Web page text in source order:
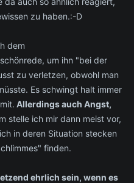
zu haben.:-D
dem
um ihn "bei der
zu verletzen, obwohl man
Es schwingt halt immer
Allerdings auch Angst,
stelle ich mir dann meist vor,
in deren Situation stecken
finden.
ehrlich sein, wenn es